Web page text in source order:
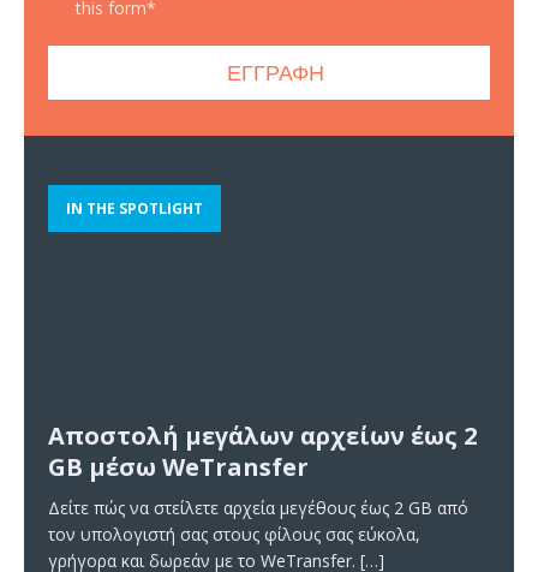
this form*
IN THE SPOTLIGHT
Αποστολή μεγάλων αρχείων έως 2
GB μέσω WeTransfer
Δείτε πώς να στείλετε αρχεία μεγέθους έως 2 GB από
τον υπολογιστή σας στους φίλους σας εύκολα,
γρήγορα και δωρεάν με το WeTransfer. […]